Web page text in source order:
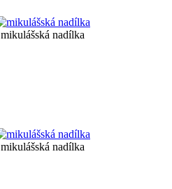
mikulášská nadílka
mikulášská nadílka